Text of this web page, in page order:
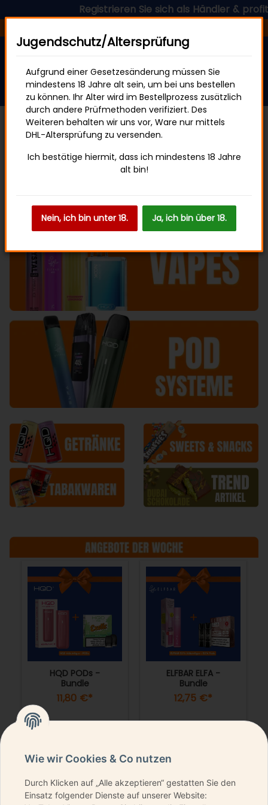
Registrieren Sie sich als Händler &
HQD PODs -
Bundle
11,80 €*
ELFBAR ELFA -
Bundle
12,75 €*
NEWSLETTER ABONNIEREN & KEINE DEALS
VERPASSEN
Wie wir Cookies & Co nutzen
Durch Klicken auf „Alle akzeptieren“ gestatten Sie den
Einsatz folgender Dienste auf unserer Website:
Jugendschutz/Altersprüfung
Aufgrund einer Gesetzesänderung müssen Sie
mindestens 18 Jahre alt sein, um bei uns bestellen
zu können. Ihr Alter wird im Bestellprozess zusätzlich
durch andere Prüfmethoden verifiziert. Des
Weiteren behalten wir uns vor, Ware nur mittels
DHL-Altersprüfung zu versenden.
Ich bestätige hiermit, dass ich mindestens 18 Jahre
alt bin!
Nein, ich bin unter 18. Ja, ich bin über 18.